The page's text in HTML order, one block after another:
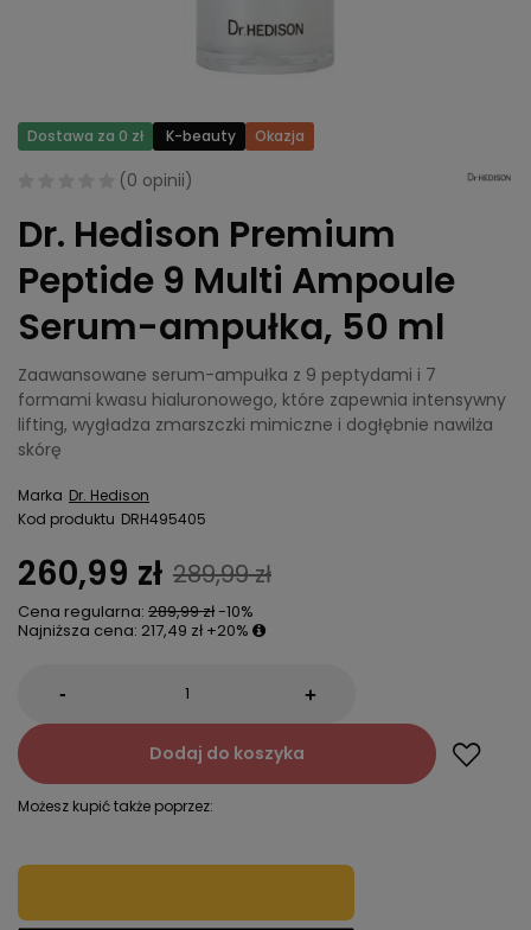
Dostawa za 0 zł K-beauty Okazja
(0 opinii)
Dr. Hedison Premium
Peptide 9 Multi Ampoule
Serum-ampułka, 50 ml
Zaawansowane serum-ampułka z 9 peptydami i 7
formami kwasu hialuronowego, które zapewnia intensywny
lifting, wygładza zmarszczki mimiczne i dogłębnie nawilża
skórę
Marka Dr. Hedison
Kod produktu DRH495405
260,99 zł 289,99 zł
Cena regularna: 289,99 zł-10%
Najniższa cena: 217,49 zł +20%
- +
Dodaj do koszyka
Możesz kupić także poprzez: